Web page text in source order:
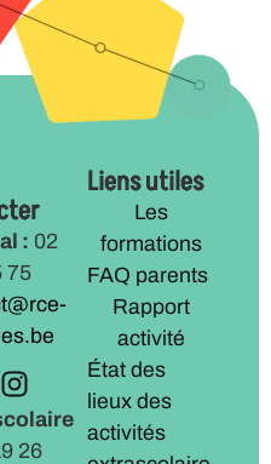
: 02
75
26
Liens utiles
Les
formations
FAQ parents
Rapport
activité
État des
lieux des
activités